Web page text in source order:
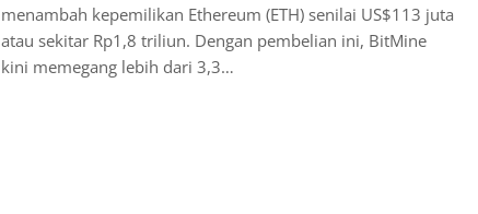
menambah kepemilikan Ethereum (ETH) senilai US$113 juta
atau sekitar Rp1,8 triliun. Dengan pembelian ini, BitMine
kini memegang lebih dari 3,3…